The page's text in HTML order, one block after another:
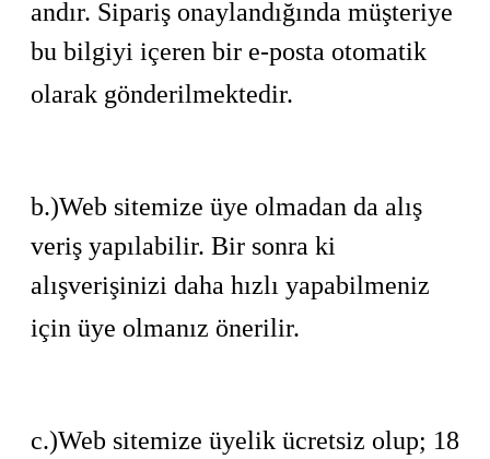
andır. Sipariş onaylandığında müşteriye
bu bilgiyi içeren bir e-posta otomatik
olarak gönderilmektedir.
b.)Web sitemize üye olmadan da alış
veriş yapılabilir. Bir sonra ki
alışverişinizi daha hızlı yapabilmeniz
için üye olmanız önerilir.
c.)Web sitemize üyelik ücretsiz olup; 18